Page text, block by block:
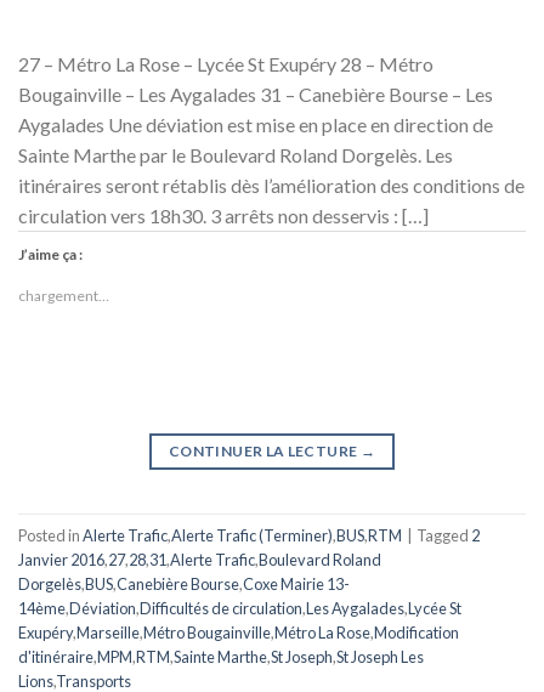
27 – Métro La Rose – Lycée St Exupéry 28 – Métro
Bougainville – Les Aygalades 31 – Canebière Bourse – Les
Aygalades Une déviation est mise en place en direction de
Sainte Marthe par le Boulevard Roland Dorgelès. Les
itinéraires seront rétablis dès l’amélioration des conditions de
circulation vers 18h30. 3 arrêts non desservis : […]
J’aime ça :
chargement…
CONTINUER LA LECTURE →
Posted inAlerte Trafic,Alerte Trafic (Terminer),BUS,RTM Tagged 2
Janvier 2016,27,28,31,Alerte Trafic,Boulevard Roland
Dorgelès,BUS,Canebière Bourse,Coxe Mairie 13-
14ème,Déviation,Difficultés de circulation,Les Aygalades,Lycée St
Exupéry,Marseille,Métro Bougainville,Métro La Rose,Modification
d'itinéraire,MPM,RTM,Sainte Marthe,St Joseph,St Joseph Les
Lions,Transports